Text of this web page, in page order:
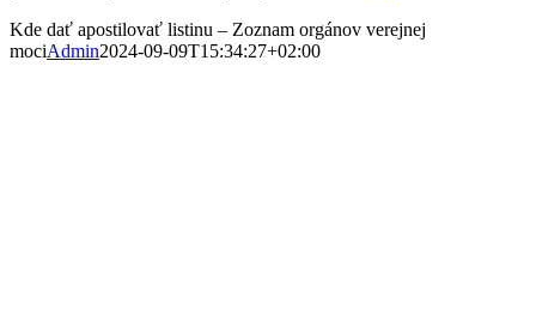
Kde dať apostilovať listinu – Zoznam orgánov verejnej
mociAdmin2024-09-09T15:34:27+02:00